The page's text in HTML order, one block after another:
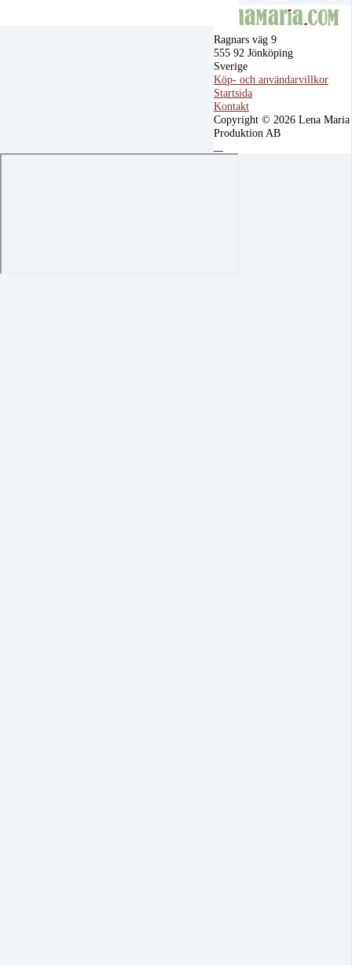
Ragnars väg 9
555 92 Jönköping
Sverige
Köp- och användarvillkor
Startsida
Kontakt
Copyright © 2026 Lena Maria
Produktion AB